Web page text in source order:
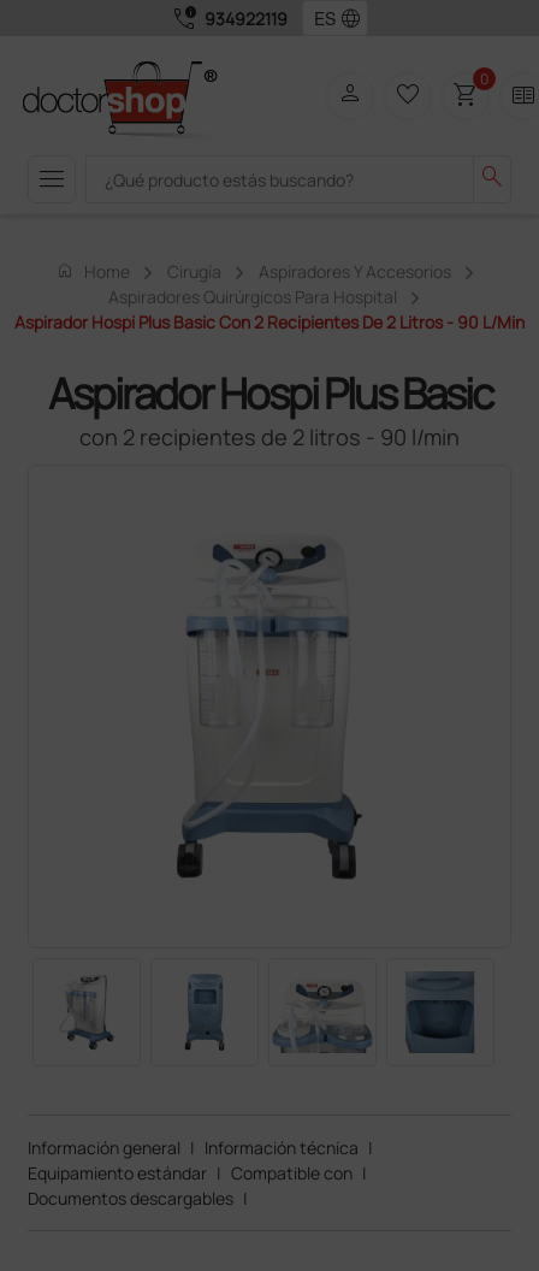
call_quality 934922119 language
menu search
person favorite_border shopping_cart0 two_pager
home Home Cirugía
Aspiradores Y Accesorios
Aspiradores Quirúrgicos Para Hospital
Aspirador Hospi Plus Basic Con 2 Recipientes De 2 Litros - 90 L/min
Aspirador Hospi Plus Basic
con 2 recipientes de 2 litros - 90 l/min
Información general | Información técnica |
Equipamiento estándar | Compatible con |
Documentos descargables |